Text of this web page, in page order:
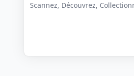
Scannez, Découvrez,